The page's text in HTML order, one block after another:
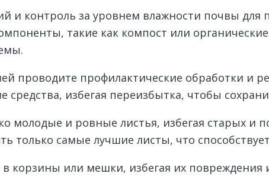
и контроль за уровнем влажности почвы
такие как компост или
проводите профилактические обработки и
избегая переизбытка, чтобы
молодые и ровные листья, избегая старых и
только самые лучшие листы, что
корзины или мешки, избегая их повреждения